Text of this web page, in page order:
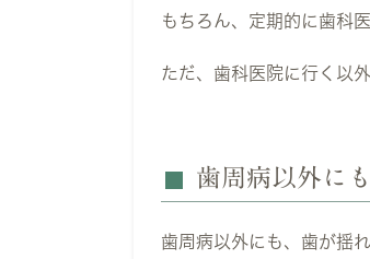
もちろん、定期的に歯科
ただ、歯科医院に行く以
歯周病以外に
歯周病以外にも、歯が揺